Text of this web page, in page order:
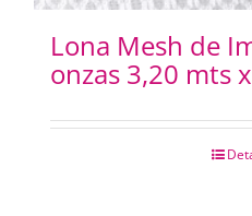
Lona Mesh de
onzas 3,20 mts